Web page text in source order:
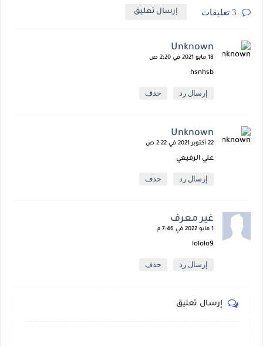
إرسال تعليق
Unknown
18 مايو 2021 في 2:20 ص
hsnhsb
إرسال رد حذف
Unknown
22 أكتوبر 2021 في 2:22 ص
علي الرفيعي
إرسال رد حذف
غير معرف
1 مايو 2022 في 7:46 م
lololo9
إرسال رد حذف
إرسال تعليق